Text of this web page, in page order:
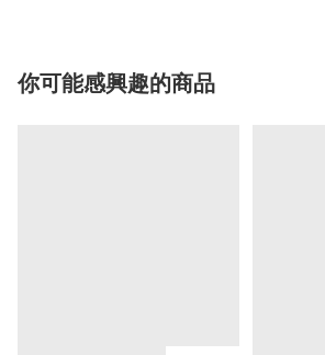
你可能感興趣的商品